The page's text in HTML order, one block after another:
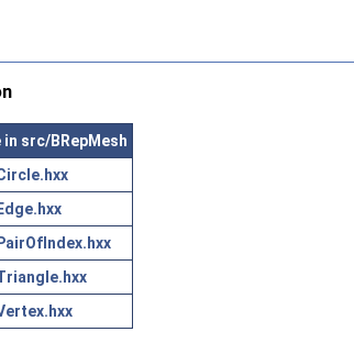
in src/BRepMesh